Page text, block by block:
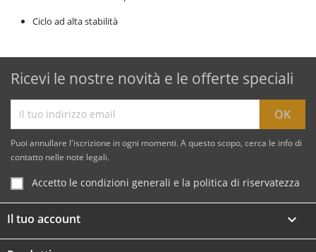
Ciclo ad alta stabilità
Ricevi le nostre novità e le offerte speciali
Puoi annullare l'iscrizione in ogni momenti. A questo scopo, cerca le info di
contatto nelle note legali.
Accetto le condizioni generali e la politica di riservatezza
Il tuo account 